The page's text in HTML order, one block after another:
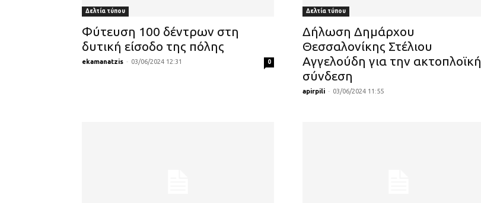
Δελτία τύπου
Φύτευση 100 δέντρων στη
δυτική είσοδο της πόλης
ekamanatzis - 03/06/2024 12:31 0
Δελτία τύπου
Δήλωση Δημάρχου
Θεσσαλονίκης Στέλιου
Αγγελούδη για την ακτοπλοϊκή
σύνδεση
apirpili - 03/06/2024 11:55